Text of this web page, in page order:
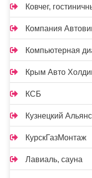
Ковчег,
Компания
Компьютерная
Крым Авто
КСБ
Кузнецкий
КурскГазМонтаж
Лавиаль, сауна